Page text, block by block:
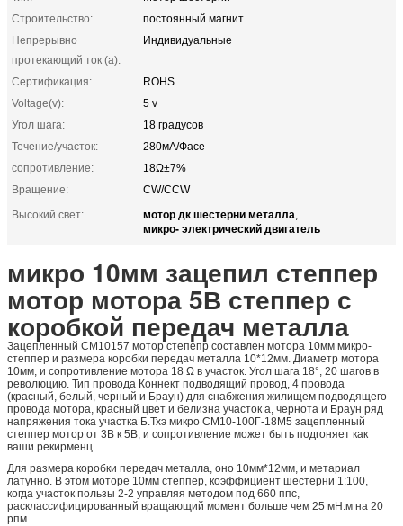
Строительство:
постоянный магнит
Непрерывно
протекающий ток (a):
Индивидуальные
Сертификация:
ROHS
Voltage(v):
5 v
Угол шага:
18 градусов
Течение/участок:
280мА/Фасе
сопротивление:
18Ω±7%
Вращение:
CW/CCW
Высокий свет:
мотор дк шестерни металла,
микро- электрический двигатель
микро 10мм зацепил степпер
мотор мотора 5В степпер с
коробкой передач металла
Зацепленный СМ10157 мотор степепр составлен мотора 10мм микро-
степпер и размера коробки передач металла 10*12мм. Диаметр мотора
10мм, и сопротивление мотора 18 Ω в участок. Угол шага 18°, 20 шагов в
революцию. Тип провода Коннект подводящий провод, 4 провода
(красный, белый, черный и Браун) для снабжения жилищем подводящего
провода мотора, красный цвет и белизна участок а, чернота и Браун ряд
напряжения тока участка Б.Тхэ микро СМ10-100Г-18М5 зацепленный
степпер мотор от 3В к 5В, и сопротивление может быть подгоняет как
ваши рекирменц.
Для размера коробки передач металла, оно 10мм*12мм, и метариал
латунно. В этом моторе 10мм степпер, коэффициент шестерни 1:100,
когда участок пользы 2-2 управляя методом под 660 ппс,
расклассифицированный вращающий момент больше чем 25 мН.м на 20
рпм.